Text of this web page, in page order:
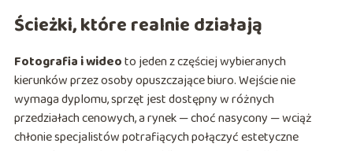
Ścieżki, które realnie działają
Fotografia i wideoto jeden z częściej wybieranych
kierunków przez osoby opuszczające biuro. Wejście nie
wymaga dyplomu, sprzęt jest dostępny w różnych
przedziałach cenowych, a rynek — choć nasycony — wciąż
chłonie specjalistów potrafiących połączyć estetyczne